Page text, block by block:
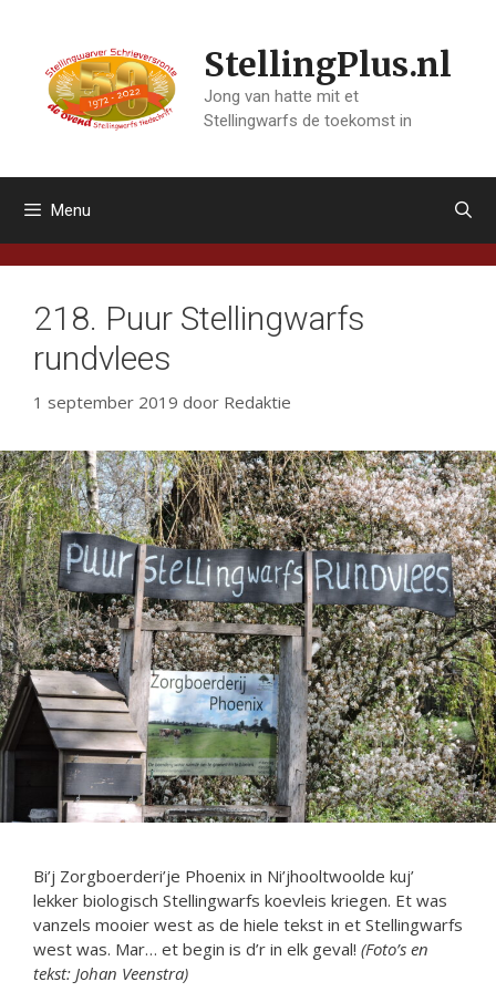
inhoud
StellingPlus.nl
Jong van hatte mit et
Stellingwarfs de toekomst in
Menu
218. Puur Stellingwarfs
rundvlees
1 september 2019 door Redaktie
Bi’j Zorgboerderi’je Phoenix in Ni’jhooltwoolde kuj’
lekker biologisch Stellingwarfs koevleis kriegen. Et was
vanzels mooier west as de hiele tekst in et Stellingwarfs
west was. Mar… et begin is d’r in elk geval! (Foto’s en
tekst: Johan Veenstra)